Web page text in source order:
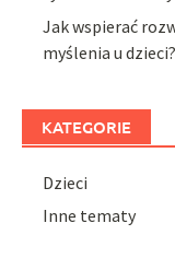
Jak wspierać
myślenia u dzieci?
KATEGORIE
Dzieci
Inne tematy